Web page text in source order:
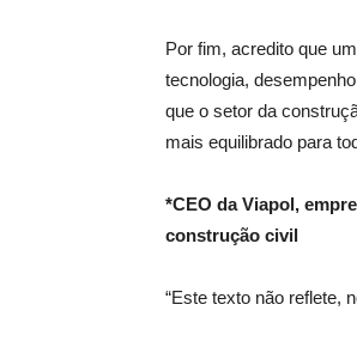
Por fim, acredito que
tecnologia,
que o setor da
mais equilibrado para
*CEO da Viapol,
construção civil
“Este texto não reflete,